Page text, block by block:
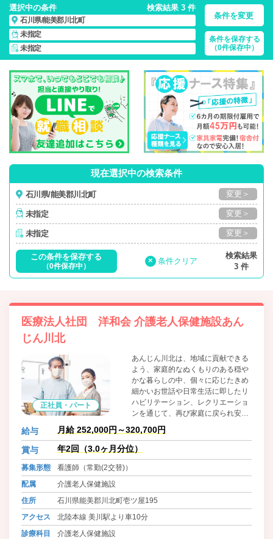
選択中の条件 検索結果 3 件
石川県/能美郡川北町
未指定
未指定
条件を変更
条件を保存する
（0件保存中）
石川県/能美郡川北町/正社員・パート・応援ナース・派遣の
看護師求人・派遣・転職・募集一覧
現在選択中の検索条件
石川県/能美郡川北町 変更＞
未指定 変更＞
未指定 変更＞
この条件を保存する
（0件保存中）
× 条件クリア
検索結果
3 件
医療法人社団 洋和会 介護老人保健施設あん
じん川北
正社員・パート
あんじん川北は、地域に貢献できる
よう、家庭的なぬくもりのある穏や
かな暮らしの中、個々に応じたきめ
細かいお世話や日常生活に即したリ
ハビリテーション、レクリエーショ
ンを通じて、再び家庭に戻られ安心
してご家族と一緒に暮らせるようお
手伝いしてまいります。
給与 月給 252,000円～320,700円
賞与 年2回（3.0ヶ月分位）
募集形態
看護師（常勤(2交替)）
配属
介護老人保健施設
住所
石川県能美郡川北町壱ツ屋195
アクセス
北陸本線 美川駅より車10分
診療科目
介護老人保健施設